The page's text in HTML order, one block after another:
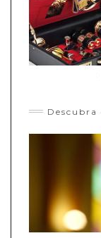
Descubra